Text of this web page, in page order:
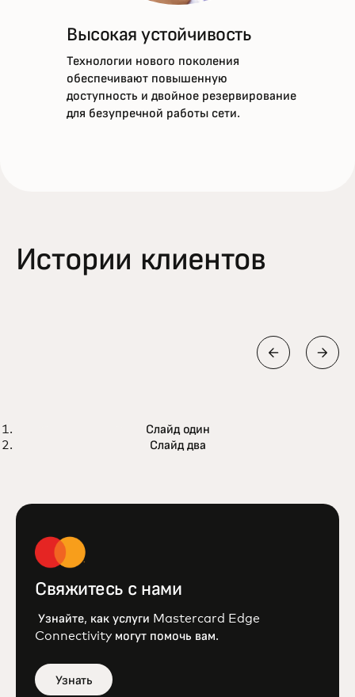
Высокая устойчивость
Технологии нового поколения
обеспечивают повышенную
доступность и двойное резервирование
для безупречной работы сети.
Истории клиентов
Европейский центр обработки
платежей
Слайд один
Слайд два
Свяжитесь с нами
Узнайте, как услуги Mastercard Edge
Connectivity могут помочь вам.
Узнать